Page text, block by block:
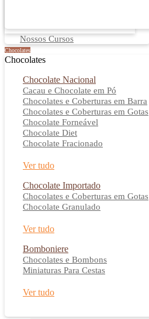
Nossos Cursos
Chocolates
Chocolates
Chocolate Nacional
Cacau e Chocolate em Pó
Chocolates e Coberturas em Barra
Chocolates e Coberturas em Gotas
Chocolate Forneável
Chocolate Diet
Chocolate Fracionado
Ver tudo
Chocolate Importado
Chocolates e Coberturas em Gotas
Chocolate Granulado
Ver tudo
Bomboniere
Chocolates e Bombons
Miniaturas Para Cestas
Ver tudo